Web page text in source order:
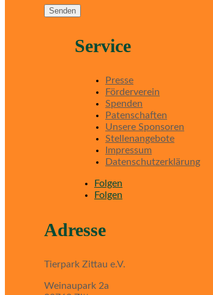
Senden
Service
Presse
Förderverein
Spenden
Patenschaften
Unsere Sponsoren
Stellenangebote
Impressum
Datenschutzerklärung
Folgen
Folgen
Adresse
Tierpark Zittau e.V.
Weinaupark 2a